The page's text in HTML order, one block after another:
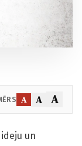
A A A
un